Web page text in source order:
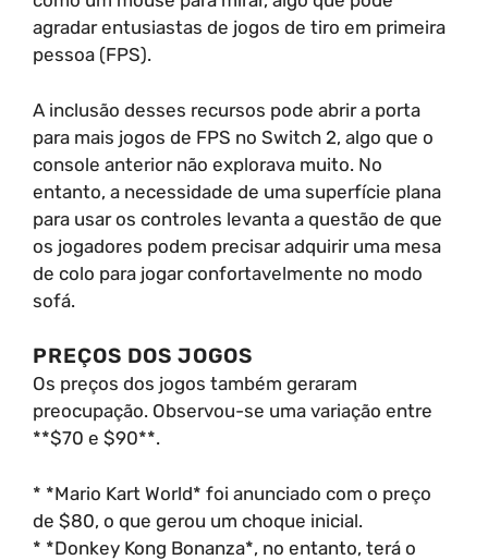
agradar entusiastas de jogos de tiro em primeira
pessoa (FPS).
A inclusão desses recursos pode abrir a porta
para mais jogos de FPS no Switch 2, algo que o
console anterior não explorava muito. No
entanto, a necessidade de uma superfície plana
para usar os controles levanta a questão de que
os jogadores podem precisar adquirir uma mesa
de colo para jogar confortavelmente no modo
sofá.
PREÇOS DOS JOGOS
Os preços dos jogos também geraram
preocupação. Observou-se uma variação entre
**$70 e $90**.
* *Mario Kart World* foi anunciado com o preço
de $80, o que gerou um choque inicial.
* *Donkey Kong Bonanza*, no entanto, terá o